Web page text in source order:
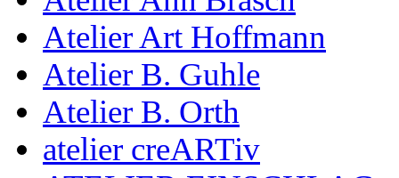
Atelier Art Hoffmann
Atelier B. Guhle
Atelier B. Orth
atelier creARTiv